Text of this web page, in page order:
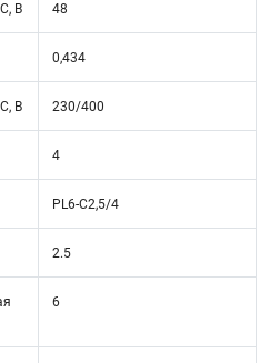
В 48
0,434
В 230/400
4
PL6-C2,5/4
2.5
6